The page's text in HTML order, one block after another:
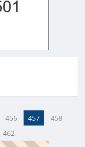
456 457
458
462